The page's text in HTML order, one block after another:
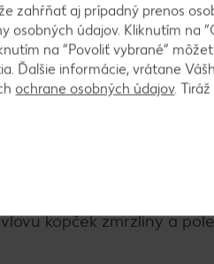
mištičky. Rúru
1 hodinu. Dáme
do hrnca spolu so
kopček zmrzliny a
zahŕňať aj prípadný prenos
osobných údajov. Kliknutím na
na “Povoliť vybrané”
Ďalšie informácie, vrátane
ochrane osobných údajov.